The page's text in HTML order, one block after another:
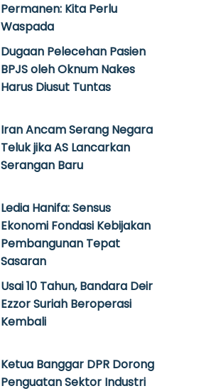
Permanen: Kita Perlu
Waspada
Dugaan Pelecehan Pasien
BPJS oleh Oknum Nakes
Harus Diusut Tuntas
Iran Ancam Serang Negara
Teluk jika AS Lancarkan
Serangan Baru
Ledia Hanifa: Sensus
Ekonomi Fondasi Kebijakan
Pembangunan Tepat
Sasaran
Usai 10 Tahun, Bandara Deir
Ezzor Suriah Beroperasi
Kembali
Ketua Banggar DPR Dorong
Penguatan Sektor Industri